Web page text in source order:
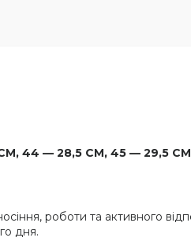
44 — 28,5 СМ, 45 — 29,5
роботи та активного
дня.